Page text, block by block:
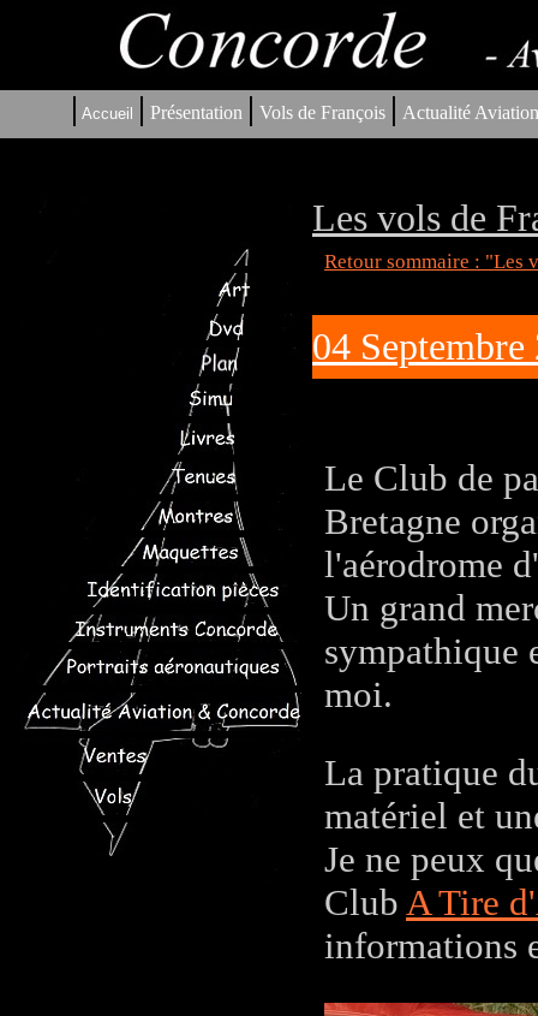
| Accueil | Présentation | Vols de François | Actualité
Les vols de
Retour sommaire : "Les
04
Le Club de
Bretagne
l'aérodrome
Un grand
sympathique
moi.
La pratique
matériel et
Je ne peux
Club A Tire
informations